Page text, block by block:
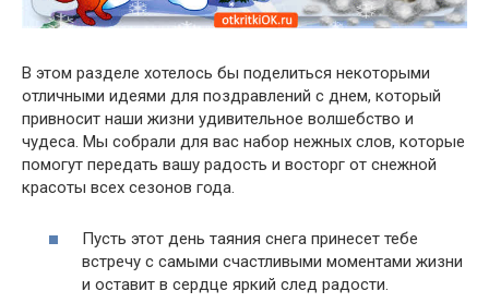
В этом разделе хотелось бы поделиться некоторыми
отличными идеями для поздравлений с днем, который
привносит наши жизни удивительное волшебство и
чудеса. Мы собрали для вас набор нежных слов, которые
помогут передать вашу радость и восторг от снежной
красоты всех сезонов года.
Пусть этот день таяния снега принесет тебе
встречу с самыми счастливыми моментами жизни
и оставит в сердце яркий след радости.